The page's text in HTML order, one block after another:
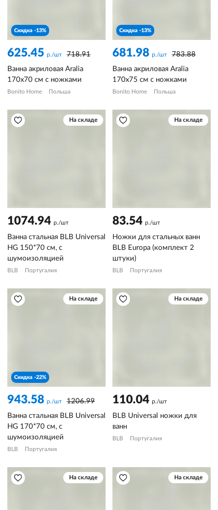
Скидка -13%
625.45 р./шт
718.91
Ванна акриловая Aralia
170х70 см с ножками
Bonito Home Польша
Скидка -13%
681.98 р./шт
783.88
Ванна акриловая Aralia
170х75 см с ножками
Bonito Home Польша
На складе
1074.94 р./шт
Ванна стальная BLB Universal
HG 150*70 см, с
шумоизоляцией
BLB Португалия
На складе
83.54 р./шт
Ножки для стальных ванн
BLB Europa (комплект 2
штуки)
BLB Португалия
На складе
Скидка -22%
943.58 р./шт
1206.99
Ванна стальная BLB Universal
HG 170*70 см, с
шумоизоляцией
BLB Португалия
На складе
110.04 р./шт
BLB Universal ножки для
ванн
BLB Португалия
На складе На складе